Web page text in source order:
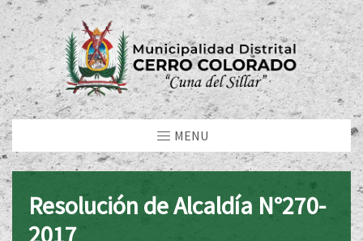
MENU
Resolución de Alcaldía N°270-
2017